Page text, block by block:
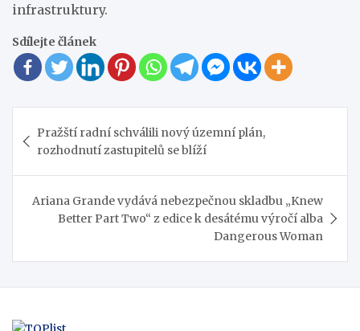
infrastruktury.
Sdílejte článek
pro
příspěvek
Pražští radní schválili nový územní plán,
rozhodnutí zastupitelů se blíží
Ariana Grande vydává nebezpečnou skladbu „Knew
Better Part Two“ z edice k desátému výročí alba
Dangerous Woman